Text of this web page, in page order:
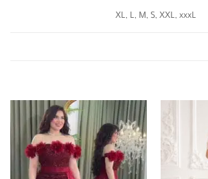
XL, L, M, S, XXL, xxxL